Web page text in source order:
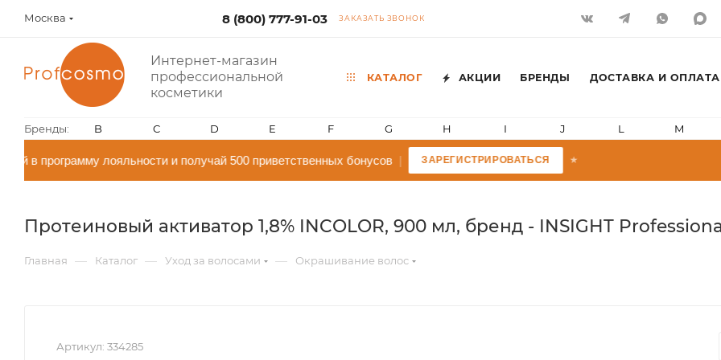
Москва 8 (800) 777-91-03 ЗАКАЗАТЬ ЗВОНОК
Интернет-магазин
профессиональной
косметики
КАТАЛОГ АКЦИИ БРЕНДЫ ДОСТАВКА И ОПЛАТА
Бренды: B C D E F G H I J L M
в программу лояльности и получай 500 приветственных бонусов| ЗАРЕГИСТРИРОВАТЬСЯ
Протеиновый активатор 1,8% INCOLOR, 900 мл, бренд - INSIGHT
Главная — Каталог — Уход за волосами — Окрашивание волос
Артикул: 334285